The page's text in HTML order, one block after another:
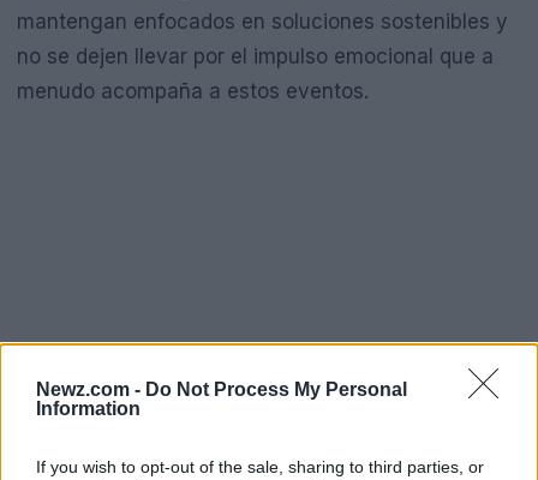
Newz.com - Do Not Process My Personal
Information
If you wish to opt-out of the sale, sharing to third parties, or
mantengan enfocados en soluciones sostenibles y
no se dejen llevar por el impulso emocional que a
menudo acompaña a estos eventos.